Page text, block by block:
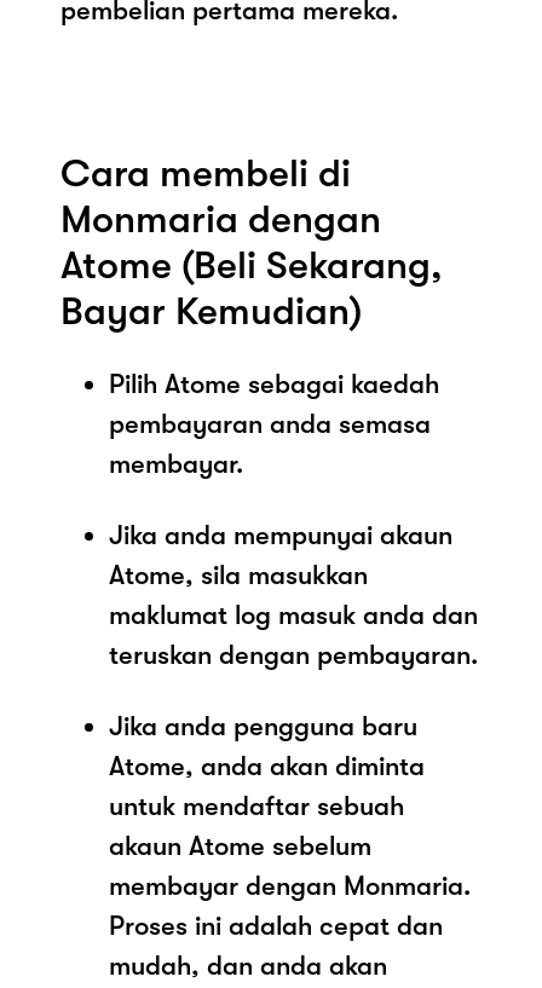
pembelian pertama mereka.
Cara membeli di
Monmaria dengan
Atome (Beli Sekarang,
Bayar Kemudian)
Pilih Atome sebagai kaedah
pembayaran anda semasa
membayar.
Jika anda mempunyai akaun
Atome, sila masukkan
maklumat log masuk anda dan
teruskan dengan pembayaran.
Jika anda pengguna baru
Atome, anda akan diminta
untuk mendaftar sebuah
akaun Atome sebelum
membayar dengan Monmaria.
Proses ini adalah cepat dan
mudah, dan anda akan